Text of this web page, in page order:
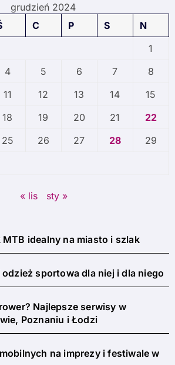
grudzień 2024
C P S
N
1
4 5 6 7
8
11 12 13 14
15
18 19 20 21
22
25 26 27 28
29
« lis sty »
idealny na miasto i szlak
sportowa dla niej i dla niego
Najlepsze serwisy w
Poznaniu i Łodzi
na imprezy i festiwale w